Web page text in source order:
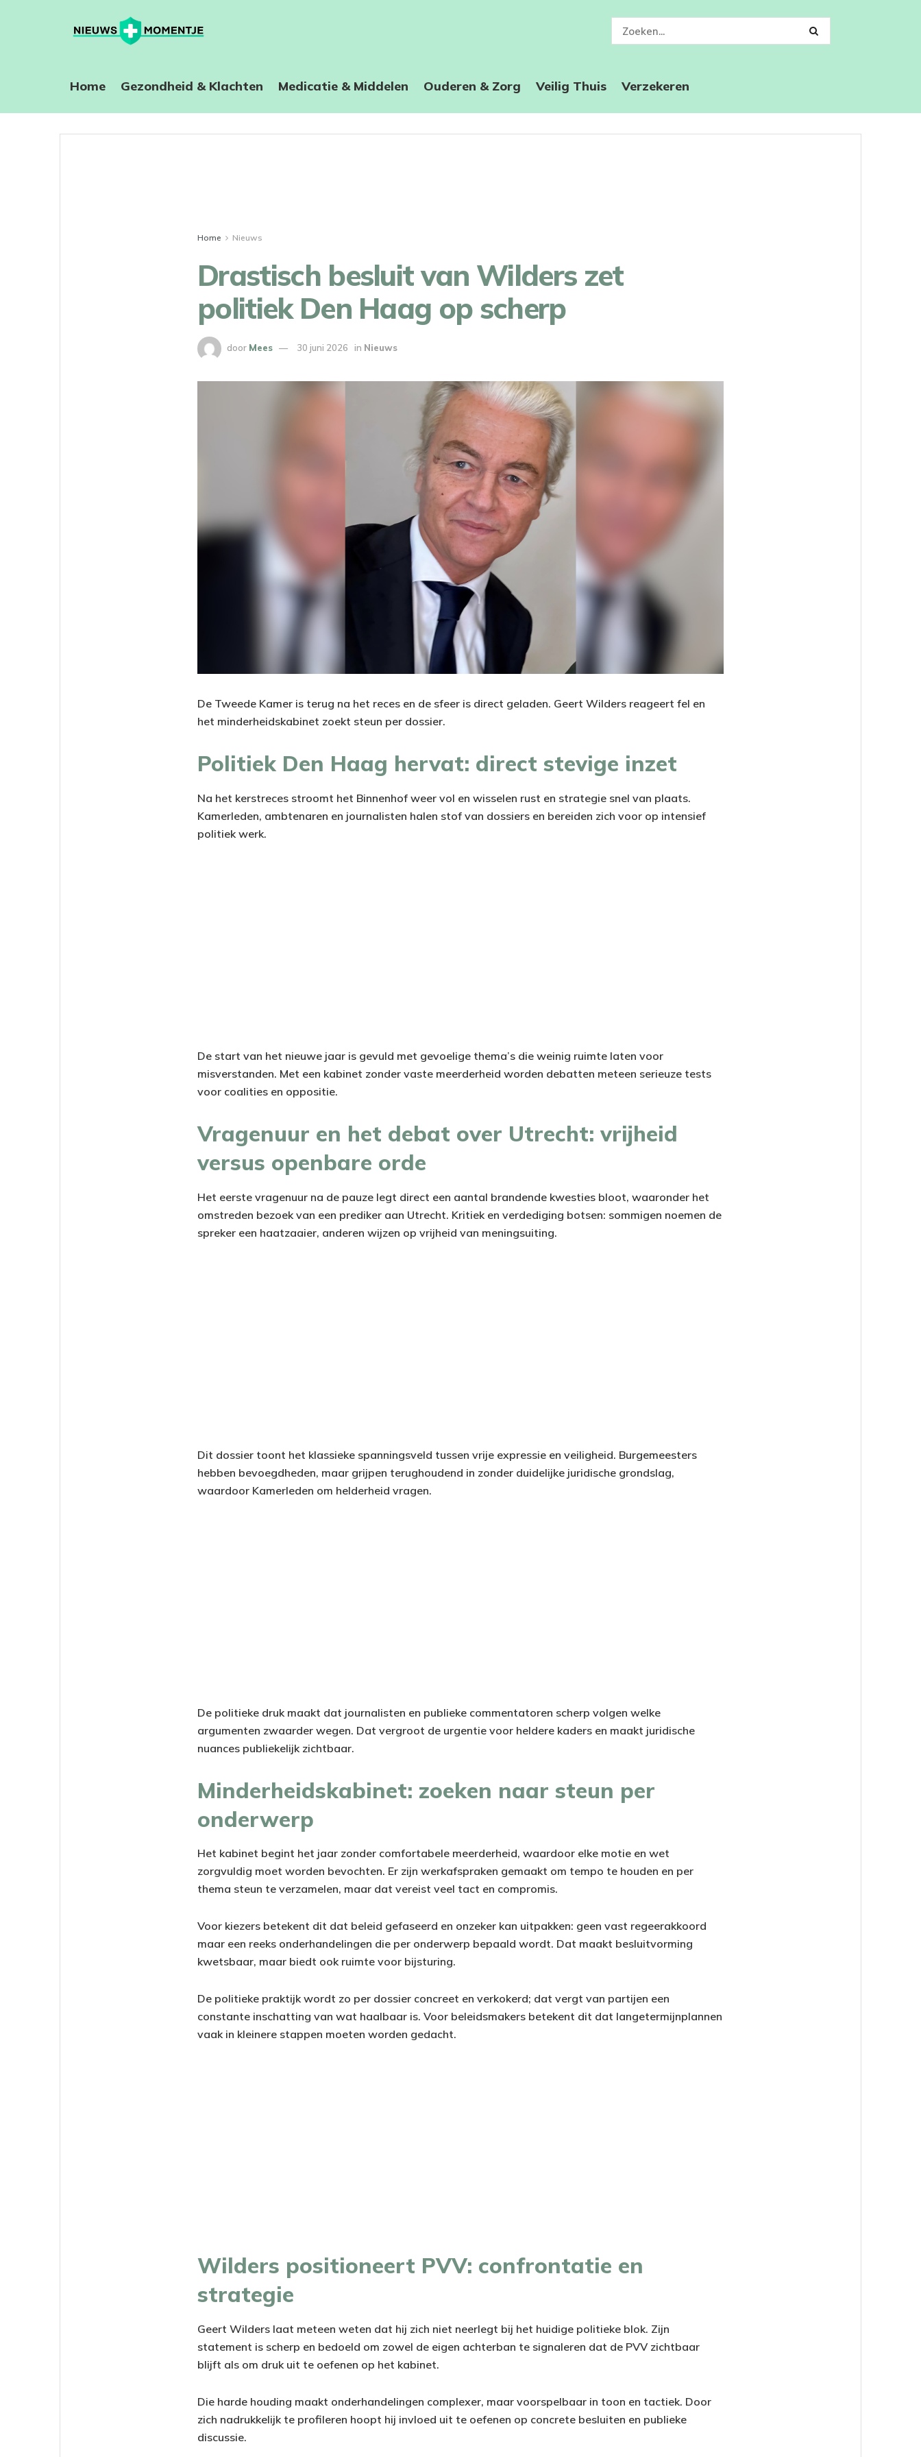
Home ⁠Gezondheid & Klachten Medicatie & Middelen Ouderen & Zorg Veilig Thuis Verzekeren
Home Nieuws
Drastisch besluit van Wilders zet
politiek Den Haag op scherp
door Mees 30 juni 2026 in Nieuws
De Tweede Kamer is terug na het reces en de sfeer is direct geladen. Geert Wilders reageert fel en
het minderheidskabinet zoekt steun per dossier.
Politiek Den Haag hervat: direct stevige inzet
Na het kerstreces stroomt het Binnenhof weer vol en wisselen rust en strategie snel van plaats.
Kamerleden, ambtenaren en journalisten halen stof van dossiers en bereiden zich voor op intensief
politiek werk.
De start van het nieuwe jaar is gevuld met gevoelige thema’s die weinig ruimte laten voor
misverstanden. Met een kabinet zonder vaste meerderheid worden debatten meteen serieuze tests
voor coalities en oppositie.
Vragenuur en het debat over Utrecht: vrijheid
versus openbare orde
Het eerste vragenuur na de pauze legt direct een aantal brandende kwesties bloot, waaronder het
omstreden bezoek van een prediker aan Utrecht. Kritiek en verdediging botsen: sommigen noemen de
spreker een haatzaaier, anderen wijzen op vrijheid van meningsuiting.
Dit dossier toont het klassieke spanningsveld tussen vrije expressie en veiligheid. Burgemeesters
hebben bevoegdheden, maar grijpen terughoudend in zonder duidelijke juridische grondslag,
waardoor Kamerleden om helderheid vragen.
De politieke druk maakt dat journalisten en publieke commentatoren scherp volgen welke
argumenten zwaarder wegen. Dat vergroot de urgentie voor heldere kaders en maakt juridische
nuances publiekelijk zichtbaar.
Minderheidskabinet: zoeken naar steun per
onderwerp
Het kabinet begint het jaar zonder comfortabele meerderheid, waardoor elke motie en wet
zorgvuldig moet worden bevochten. Er zijn werkafspraken gemaakt om tempo te houden en per
thema steun te verzamelen, maar dat vereist veel tact en compromis.
Voor kiezers betekent dit dat beleid gefaseerd en onzeker kan uitpakken: geen vast regeerakkoord
maar een reeks onderhandelingen die per onderwerp bepaald wordt. Dat maakt besluitvorming
kwetsbaar, maar biedt ook ruimte voor bijsturing.
De politieke praktijk wordt zo per dossier concreet en verkokerd; dat vergt van partijen een
constante inschatting van wat haalbaar is. Voor beleidsmakers betekent dit dat langetermijnplannen
vaak in kleinere stappen moeten worden gedacht.
Wilders positioneert PVV: confrontatie en
strategie
Geert Wilders laat meteen weten dat hij zich niet neerlegt bij het huidige politieke blok. Zijn
statement is scherp en bedoeld om zowel de eigen achterban te signaleren dat de PVV zichtbaar
blijft als om druk uit te oefenen op het kabinet.
Die harde houding maakt onderhandelingen complexer, maar voorspelbaar in toon en tactiek. Door
zich nadrukkelijk te profileren hoopt hij invloed uit te oefenen op concrete besluiten en publieke
discussie.